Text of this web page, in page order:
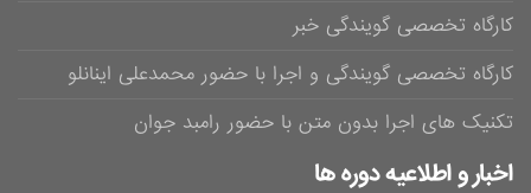
کارگاه تخصصی گویندگی خبر
کارگاه تخصصی گویندگی و اجرا با حضور محمدعلی اینانلو
تکنیک های اجرا بدون متن با حضور رامبد جوان
اخبار و اطلاعیه دوره ها